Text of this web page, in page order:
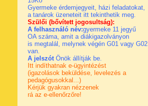
Gyermeke érdemjegyeit, házi feladatokat,
a tanárok üzeneteit itt tekinthetik meg.
Szülői (bővített jogosultság):
A felhasználó név:gyermeke 11 jegyű
OA száma, amit a diákigazolványon
is megtalál, melynek végén G01 vagy G02
van.
A jelszótÖnök állítják be.
Itt indíthatnak e-ügyintézést
(igazolások beküldése, levelezés a
pedagógusokkal...)
Kérjük gyakran nézzenek
rá az e-ellenőrzőre!